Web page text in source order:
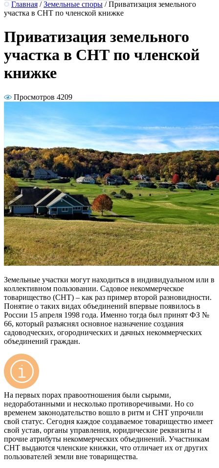
Главная / Земельные споры / Приватизация земельного
участка в СНТ по членской книжке
Приватизация земельного
участка в СНТ по членской
книжке
Просмотров 4209
Земельные участки могут находиться в индивидуальном или в
коллективном пользовании. Садовое некоммерческое
товарищество (СНТ) – как раз пример второй разновидности.
Понятие о таких видах объединений впервые появилось в
России 15 апреля 1998 года. Именно тогда был принят ФЗ №
66, который разъяснял основное назначение создания
садоводческих, огороднических и дачных некоммерческих
объединений граждан.
На первых порах правоотношения были сырыми,
недоработанными и несколько противоречивыми. Но со
временем законодательство вошло в ритм и СНТ упрочили
свой статус. Сегодня каждое создаваемое товарищество имеет
свой устав, органы управления, юридические реквизиты и
прочие атрибуты некоммерческих объединений. Участникам
СНТ выдаются членские книжки, что отличает их от других
пользователей земли вне товарищества.